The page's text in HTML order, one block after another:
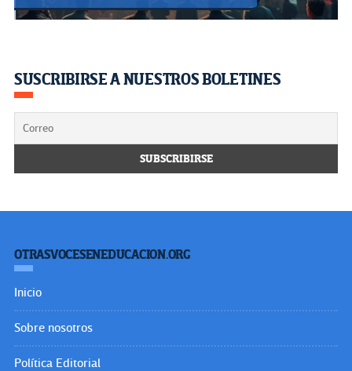
SUSCRIBIRSE A NUESTROS BOLETINES
OTRASVOCESENEDUCACION.ORG
Inicio
Sobre nosotros
Política Editorial